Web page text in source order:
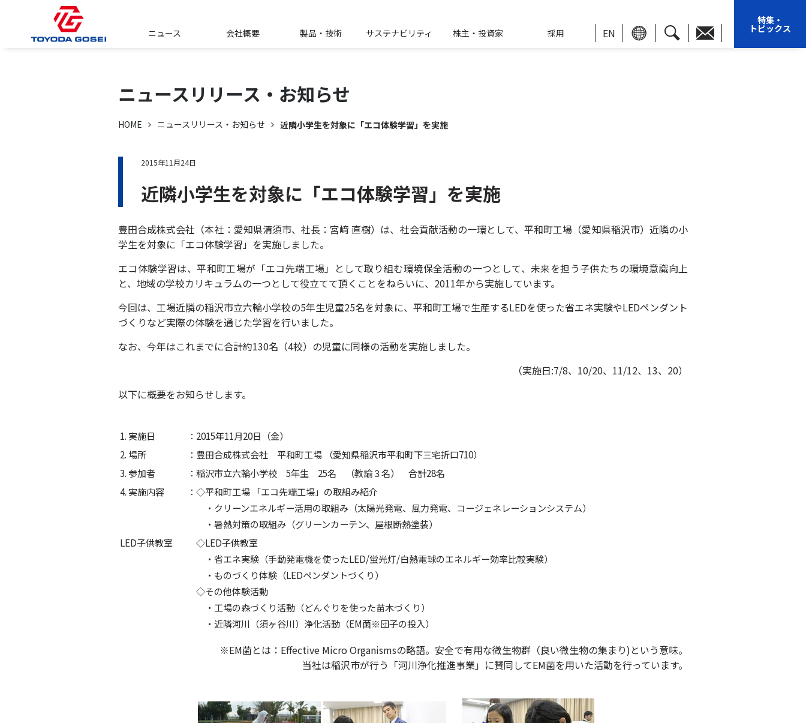
ニュース 会社概要 製品・技術 サステナビリティ 株主・投資家 採用 EN
特集・
トピックス
ニュースリリース・ お知らせ
HOME ニュースリリース・お知らせ 近隣小学生を対象に「エコ体験学習」を実施
2015年11月24日
近隣小学生を対象に「エコ体験学習」を実施
豊田合成株式会社（本社：愛知県清須市、社長：宮﨑 直樹）は、社会貢献活動の一環として、平和町工場（愛知県稲沢市）近隣の小
学生を対象に「エコ体験学習」を実施しました。
エコ体験学習は、平和町工場が「エコ先端工場」として取り組む環境保全活動の一つとして、未来を担う子供たちの環境意識向上
と、地域の学校カリキュラムの一つとして役立てて頂くことをねらいに、2011年から実施しています。
今回は、工場近隣の稲沢市立六輪小学校の5年生児童25名を対象に、平和町工場で生産するLEDを使った省エネ実験やLEDペンダント
づくりなど実際の体験を通じた学習を行いました。
なお、今年はこれまでに合計約130名（4校）の児童に同様の活動を実施しました。
（実施日:7/8、10/20、11/12、13、20）
以下に概要をお知らせします。
1. 実施日
：2015年11月20日（金）
2. 場所
：豊田合成株式会社 平和町工場 （愛知県稲沢市平和町下三宅折口710）
3. 参加者
：稲沢市立六輪小学校 5年生 25名 （教諭３名） 合計28名
4. 実施内容
：◇平和町工場 「エコ先端工場」の取組み紹介
・クリーンエネルギー活用の取組み（太陽光発電、風力発電、コージェネレーションシステム）
・暑熱対策の取組み（グリーンカーテン、屋根断熱塗装）
LED子供教室
◇LED子供教室
・省エネ実験（手動発電機を使ったLED/蛍光灯/白熱電球のエネルギー効率比較実験）
・ものづくり体験（LEDペンダントづくり）
◇その他体験活動
・工場の森づくり活動（どんぐりを使った苗木づくり）
・近隣河川（須ヶ谷川）浄化活動（EM菌※団子の投入）
※EM菌とは：Effective Micro Organismsの略語。安全で有用な微生物群（良い微生物の集まり)という意味。
当社は稲沢市が行う「河川浄化推進事業」に賛同してEM菌を用いた活動を行っています。